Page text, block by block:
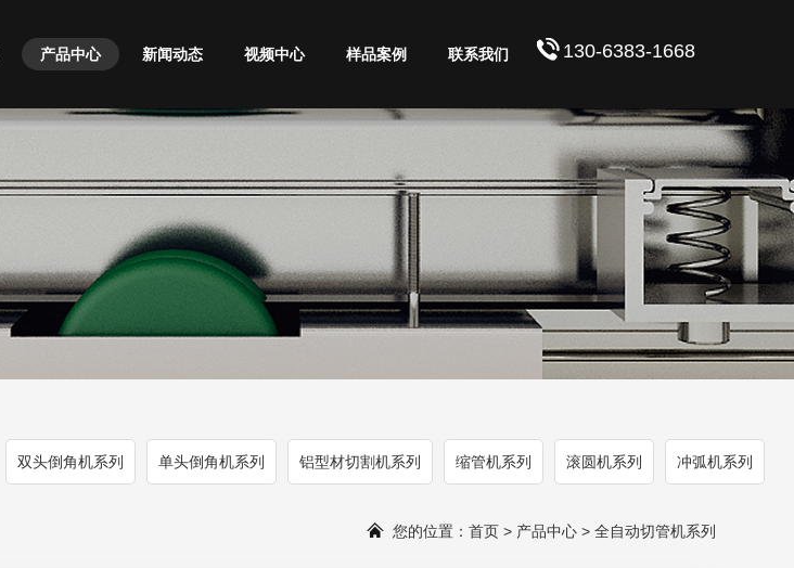
产品中心 新闻动态 视频中心 样品案例 联系我们 130-6383-1668
双头倒角机系列 单头倒角机系列 铝型材切割机系列 缩管机系列 滚圆机系列 冲弧机系列
您的位置： 首页 > 产品中心 > 全自动切管机系列